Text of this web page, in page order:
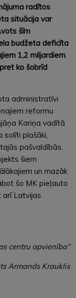
radītos
situācija var
šīm
budžeta deficīta
1,2 miljardiem
ko šobrīd
administratīvi
reformu
Kariņa vadītā
plašāki,
pašvaldībās.
šiem
un mazāk
šo MK pieļauto
arī Latvijas
centru apvienība”
Armands Krauklis